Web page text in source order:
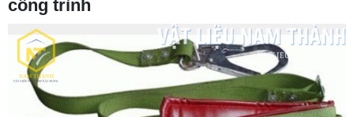
công trình